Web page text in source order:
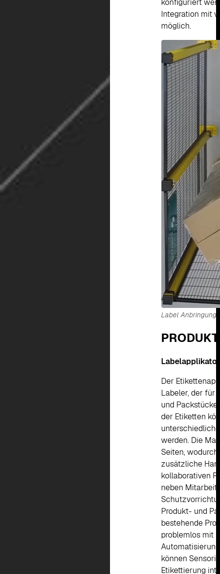
konfiguriert
Integration mit
möglich.
Label Anbringung
Der
Labeler, der für
und
der Etiketten
werden. Die
Seiten,
zusätzliche
kollaborativen
neben
Produkt- und
bestehende
problemlos mit
können
Etikettierung